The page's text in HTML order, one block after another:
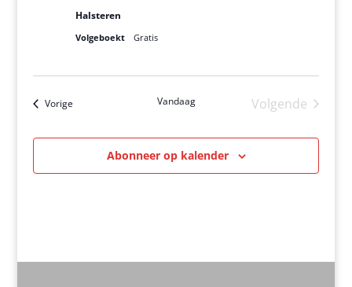
Halsteren
Volgeboekt Gratis
VorigeEvenementen Vandaag
Volgende
Abonneer op kalender